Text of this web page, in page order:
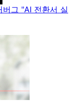
그 "AI 전환서 실